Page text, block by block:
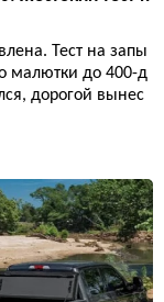
Тест на запы
малютки до 400-д
дорогой вынес